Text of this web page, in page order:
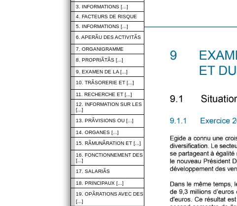
3. INFORMATIONS [...]
4. FACTEURS DE RISQUE
5. INFORMATIONS [...]
6. APERÃU DES ACTIVITÃS
7. ORGANIGRAMME
8. PROPRIÃTÃS [...]
9. EXAMEN DE LA [...]
10. TRÃSORERIE ET [...]
11. RECHERCHE ET [...]
12. INFORMATION SUR LES
[...]
13. PRÃVISIONS OU [...]
14. ORGANES [...]
15. RÃMUNÃRATION ET [...]
16. FONCTIONNEMENT DES
[...]
17. SALARIÃS
18. PRINCIPAUX [...]
19. OPÃRATIONS AVEC DES
[...]